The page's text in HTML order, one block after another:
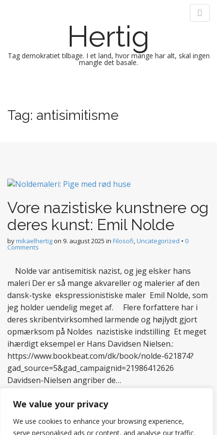
We value your privacy
We use cookies to enhance your browsing experience,
serve personalised ads or content, and analyse our traffic.
Hertig
Tag demokratiet tilbage. I et land, hvor mange har alt, skal ingen
mangle det basale.
i
n
p
t
e
t
Tag: antisimitisme
Vore nazistiske kunstnere og
deres kunst: Emil Nolde
bymikaelhertigon 9. august 2025 in Filosofi,Uncategorized • 0
Comments
Nolde var antisemitisk nazist, og jeg elsker hans
maleri Der er så mange akvareller og malerier af den
dansk-tyske ekspressionistiske maler Emil Nolde, som
jeg holder uendelig meget af. Flere forfattere har i
deres skribentvirksomhed larmende og højlydt gjort
opmærksom på Noldes nazistiske indstilling Et meget
ihærdigt eksempel er Hans Davidsen Nielsen.:
https://www.bookbeat.com/dk/book/nolde-621874?
gad_source=5&gad_campaignid=21986412626
Davidsen-Nielsen angriber de…
Read more